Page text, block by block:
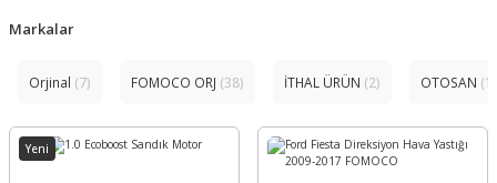
Markalar
Orjinal (7) FOMOCO ORJ (38) İTHAL ÜRÜN (2) OTOSAN (1)
Yeni